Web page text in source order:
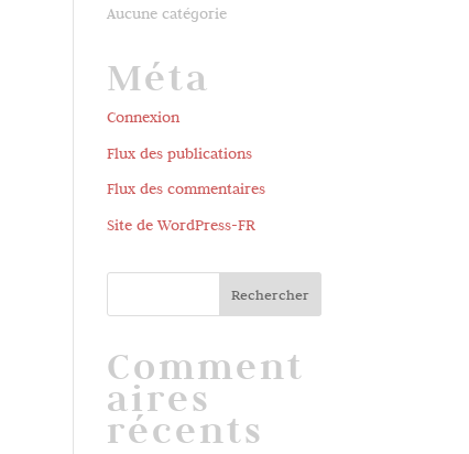
Aucune catégorie
Méta
Connexion
Flux des publications
Flux des commentaires
Site de WordPress-FR
Comment
aires
récents